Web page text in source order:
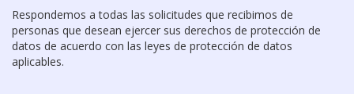
Respondemos a todas las solicitudes que recibimos de
personas que desean ejercer sus derechos de protección de
datos de acuerdo con las leyes de protección de datos
aplicables.